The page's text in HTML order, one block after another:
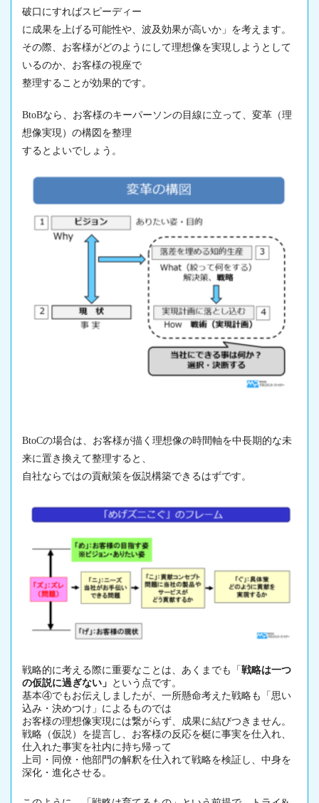
破口にすればスピーディー
に成果を上げる可能性や、波及効果が高いか」を考えます。
その際、お客様がどのようにして理想像を実現しようとして
いるのか、お客様の視座で
整理することが効果的です。
BtoBなら、お客様のキーパーソンの目線に立って、変革（理
想像実現）の構図を整理
するとよいでしょう。
BtoCの場合は、お客様が描く理想像の時間軸を中長期的な未
来に置き換えて整理すると、
自社ならではの貢献策を仮説構築できるはずです。
戦略的に考える際に重要なことは、あくまでも「 戦略は一つ
の仮説に過ぎない」 という点です。
基本④でもお伝えしましたが、一所懸命考えた戦略も「思い
込み・決めつけ」によるものでは
お客様の理想像実現には繋がらず、成果に結びつきません。
戦略（仮説）を提言し、お客様の反応を梃に事実を仕入れ、
仕入れた事実を社内に持ち帰って
上司・同僚・他部門の解釈を仕入れて戦略を検証し、中身を
深化・進化させる。